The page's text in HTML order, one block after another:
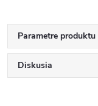
Parametre produktu
Diskusia